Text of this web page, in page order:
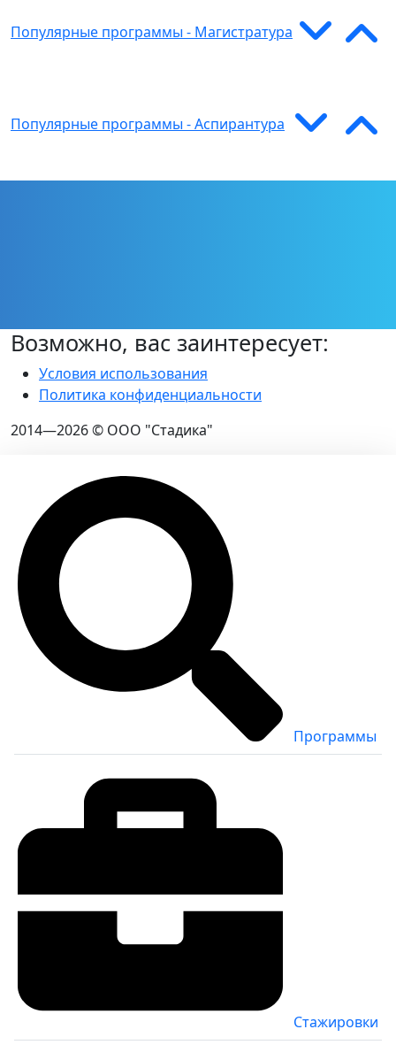
Популярные программы - Магистратура
Популярные программы - Аспирантура
Возможно, вас заинтересует:
Условия использования
Политика конфиденциальности
2014—2026 © ООО "Стадика"
Программы
Стажировки